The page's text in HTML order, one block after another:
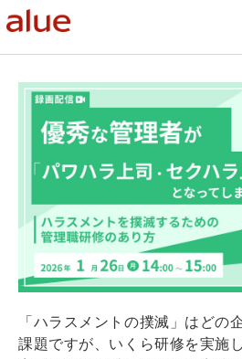
「ハラスメントの撲滅」はどの
課題ですが、いくら研修を実施